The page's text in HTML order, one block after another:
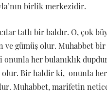
birlik merkezidir.
tatlı bir baldır. O, çok
gümüş olur. Muhabbet
her bulanıklık
Bir haldir ki, onunla
Muhabbet, marifetin